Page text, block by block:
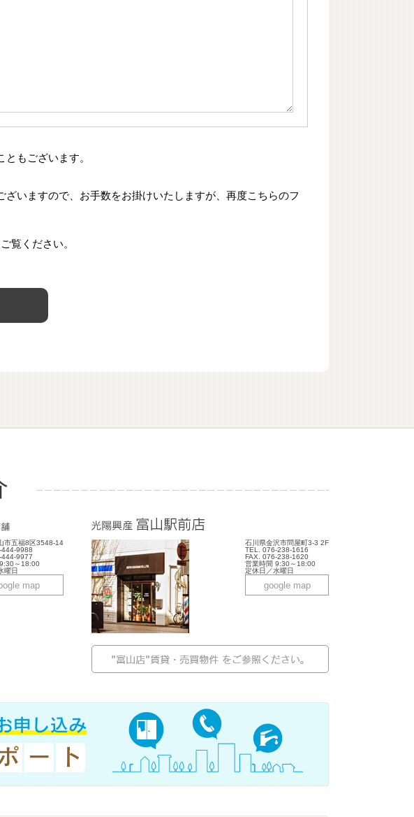
もございます。
いますので、お手数をお掛けいたしますが、再度こちらのフ
覧ください。
市五福8区3548-14
9988
444-9977
～18:00
曜日
map
石川県金沢市問屋町3-3 2F
TEL. 076-238-1616
FAX. 076-238-1620
営業時間 9:30～18:00
定休日／水曜日
google map